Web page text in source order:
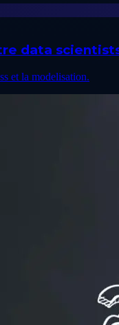
data
et la modelisation.